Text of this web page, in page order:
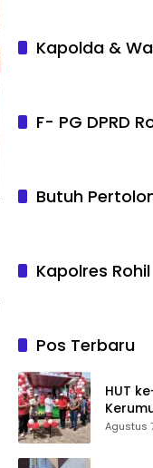
Kapolda &
F- PG DPRD
Butuh
Kapolres Rohil
Pos Terbaru
HUT
Agustus